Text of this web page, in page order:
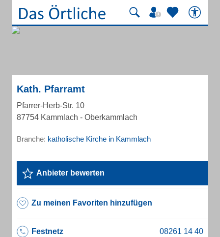
Kath. Pfarramt
Pfarrer-Herb-Str. 10
87754 Kammlach - Oberkammlach
Branche: katholische Kirche in Kammlach
Anbieter bewerten
Zu meinen Favoriten hinzufügen
Festnetz